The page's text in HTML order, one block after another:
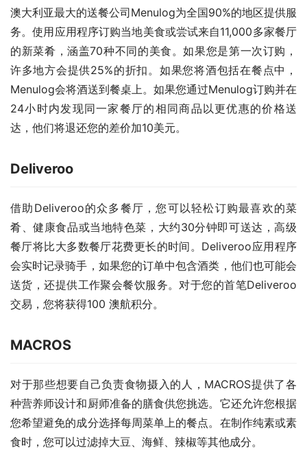
澳大利亚最大的送餐公司Menulog为全国90%的地区提供服
务。使用应用程序订购当地美食或尝试来自11,000多家餐厅
的新菜肴，涵盖70种不同的美食。如果您是第一次订购，
许多地方会提供25%的折扣。如果您将酒包括在餐点中，
Menulog会将酒送到餐桌上。如果您通过Menulog订购并在
24小时内发现同一家餐厅的相同商品以更优惠的价格送
达，他们将退还您的差价加10美元。
Deliveroo
借助Deliveroo的众多餐厅，您可以轻松订购最喜欢的菜
肴、健康食品或当地特色菜，大约30分钟即可送达，高级
餐厅将比大多数餐厅花费更长的时间。Deliveroo应用程序
会实时记录骑手，如果您的订单中包含酒类，他们也可能会
送货，还提供工作聚会餐饮服务。对于您的首笔Deliveroo
交易，您将获得100 澳航积分。
MACROS
对于那些想要自己负责食物摄入的人，MACROS提供了各
种营养师设计和厨师准备的膳食供您挑选。它还允许您根据
您希望避免的成分选择每周菜单上的餐点。在制作纯素或素
食时，您可以过滤掉大豆、海鲜、辣椒等其他成分。